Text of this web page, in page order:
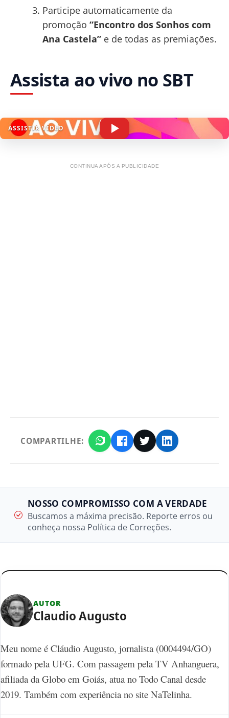
Participe automaticamente da
promoção “Encontro dos Sonhos com
Ana Castela”e de todas as premiações.
Assista ao vivo no SBT
ASSISTIR VÍDEO
CONTINUA APÓS A PUBLICIDADE
COMPARTILHE:
NOSSO COMPROMISSO COM A VERDADE
Buscamos a máxima precisão. Reporte erros ou
conheça nossa Política de Correções.
AUTOR
Claudio Augusto
Meu nome é Cláudio Augusto, jornalista (0004494/GO)
formado pela UFG. Com passagem pela TV Anhanguera,
afiliada da Globo em Goiás, atua no Todo Canal desde
2019. Também com experiência no site NaTelinha.